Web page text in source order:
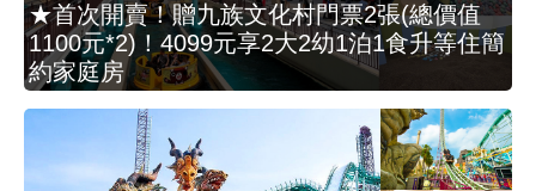
★首次開賣！贈九族文化村門票2張(總價值
1100元*2)！4099元享2大2幼1泊1食升等住簡
約家庭房